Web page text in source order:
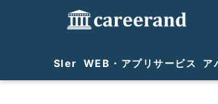
SIer WEB・アプリサービス ア